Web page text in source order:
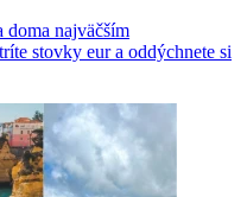
doma najväčším
stovky eur a oddýchnete si